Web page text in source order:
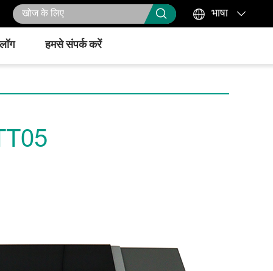
  भाषा 
हमसे संपर्क करें